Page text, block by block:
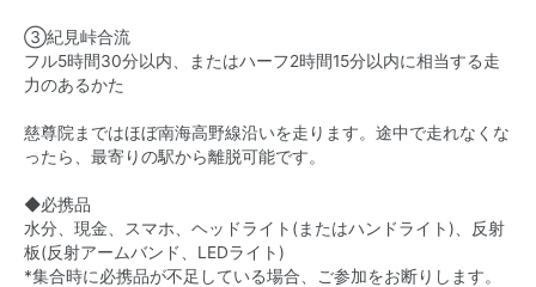
③紀見峠合流
フル5時間30分以内、またはハーフ2時間15分以内に相当する走
力のあるかた
慈尊院まではほぼ南海高野線沿いを走ります。途中で走れなくな
ったら、最寄りの駅から離脱可能です。
◆必携品
水分、現金、スマホ、ヘッドライト(またはハンドライト)、反射
板(反射アームバンド、LEDライト)
*集合時に必携品が不足している場合、ご参加をお断りします。